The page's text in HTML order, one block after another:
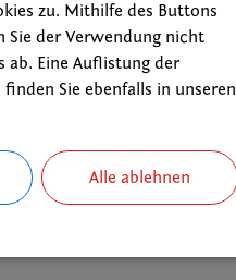
zu. Mithilfe des Buttons
Sie der Verwendung nicht
ab. Eine Auflistung der
Sie ebenfalls in unseren
Alle ablehnen